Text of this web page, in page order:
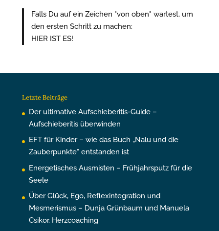
Falls Du auf ein Zeichen "von oben" wartest, um
den ersten Schritt zu machen:
HIER IST ES!
Letzte Beiträge
Der ultimative Aufschieberitis-Guide –
Aufschieberitis überwinden
EFT für Kinder – wie das Buch „Nalu und die
Zauberpunkte“ entstanden ist
Energetisches Ausmisten – Frühjahrsputz für die
Seele
Über Glück, Ego, Reflexintegration und
Mesmerismus – Dunja Grünbaum und Manuela
Csikor, Herzcoaching